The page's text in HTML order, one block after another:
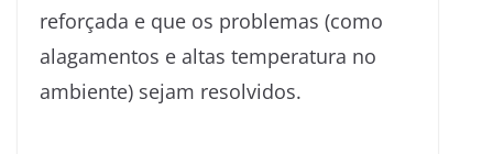
reforçada e que os problemas (como
alagamentos e altas temperatura no
ambiente) sejam resolvidos.